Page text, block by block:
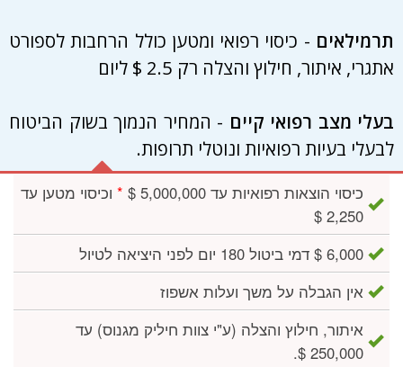
תרמילאים - כיסוי רפואי ומטען כולל הרחבות לספורט
אתגרי, איתור, חילוץ והצלה רק 2.5 $ ליום
בעלי מצב רפואי קיים - המחיר הנמוך בשוק הביטוח
לבעלי בעיות רפואיות ונוטלי תרופות.
כיסוי הוצאות רפואיות עד 5,000,000 $ * וכיסוי מטען עד
2,250 $
6,000 $ דמי ביטול 180 יום לפני היציאה לטיול
אין הגבלה על משך ועלות אשפוז
איתור, חילוץ והצלה (ע"י צוות חיליק מגנוס) עד
250,000 $.